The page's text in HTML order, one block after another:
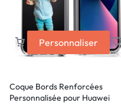
Personnaliser
Coque Bords Renforcées
Personnalisée pour Huawei